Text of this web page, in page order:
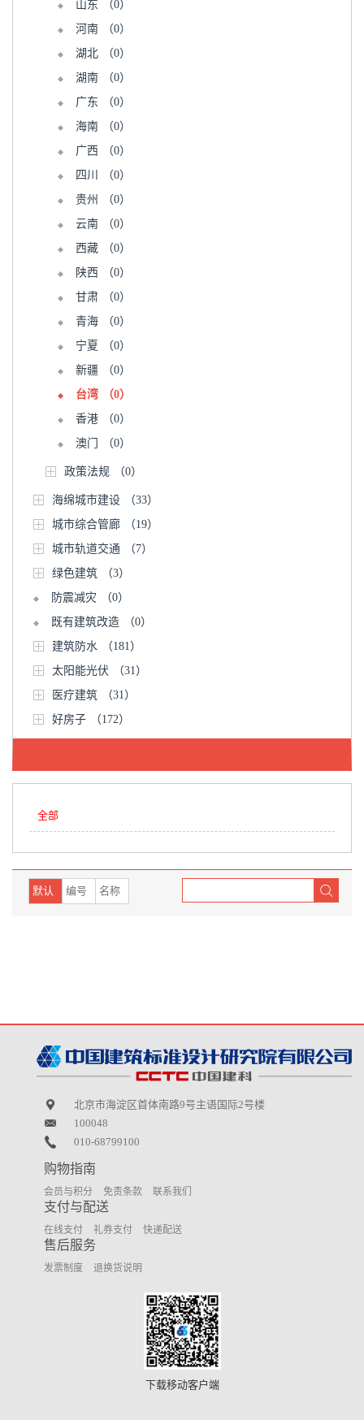
山东
（0）
河南
（0）
湖北
（0）
湖南
（0）
广东
（0）
海南
（0）
广西
（0）
四川
（0）
贵州
（0）
云南
（0）
西藏
（0）
陕西
（0）
甘肃
（0）
青海
（0）
宁夏
（0）
新疆
（0）
台湾
（0）
香港
（0）
澳门
（0）
政策法规 （0）
海绵城市建设
（33）
城市综合管廊
（19）
城市轨道交通
（7）
绿色建筑
（3）
防震减灾
（0）
既有建筑改造
（0）
建筑防水
（181）
太阳能光伏
（31）
医疗建筑
（31）
好房子
（172）
全部
默认 编号 名称
北京市海淀区首体南路9号主语国际2号楼
100048
010-68799100
购物指南
会员与积分 免责条款 联系我们
支付与配送
在线支付 礼券支付 快递配送
售后服务
发票制度 退换货说明
下载移动客户端